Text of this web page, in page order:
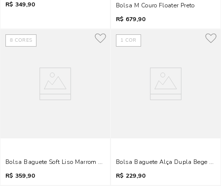
R$ 349,90
Bolsa M Couro Floater Preto
R$ 679,90
8 CORES
Bolsa Baguete Soft Liso Marrom Alça De Ombro
R$ 359,90
1 COR
Bolsa Baguete Alça Dupla Bege
R$ 229,90